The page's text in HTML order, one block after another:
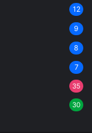
12
9
8
7
35
30